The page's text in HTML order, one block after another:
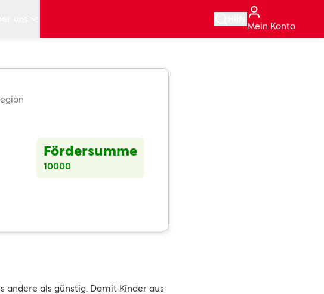
Mein Konto
Fördersumme
10000
andere als günstig. Damit Kinder aus